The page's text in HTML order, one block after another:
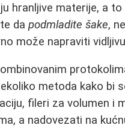
hranljive materije, a
dapodmladite šake,
može napraviti
metoda kako bi
fileri za volumen i
a nadovezati na